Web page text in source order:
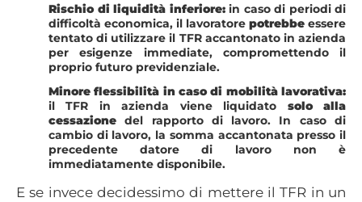
Rischio di liquidità inferiore:in caso di periodi di
difficoltà economica, il lavoratore potrebbe essere
tentato di utilizzare il TFR accantonato in azienda
per esigenze immediate, compromettendo il
proprio futuro previdenziale.
Minore flessibilità in caso di mobilità lavorativa:
il TFR in azienda viene liquidato solo alla
cessazionedel rapporto di lavoro. In caso di
cambio di lavoro, la somma accantonata presso il
precedente datore di lavoro non è
immediatamente disponibile.
E se invece decidessimo di mettere il TFR in un